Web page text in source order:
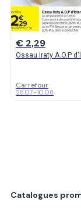
€ 2,29
Ossau Iraty A.O.P
Carrefour
28.07-10.08
Catalogues